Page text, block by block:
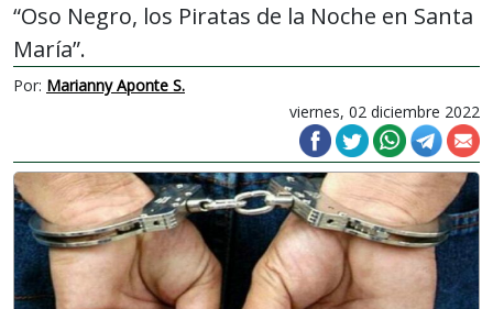
“Oso Negro, los Piratas de la Noche en Santa
María”.
Por: Marianny Aponte S.
viernes, 02 diciembre 2022